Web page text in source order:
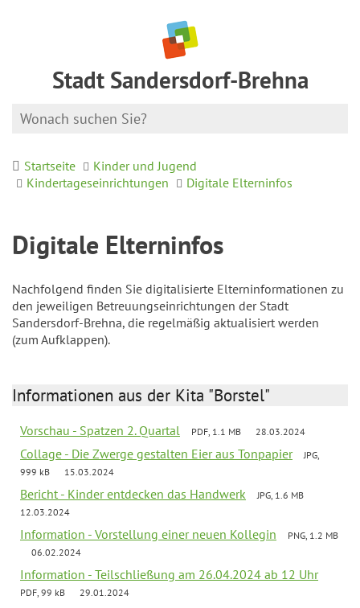
Stadt Sandersdorf-Brehna
Startseite
Kinder und Jugend
Kindertageseinrichtungen
Digitale Elterninfos
Digitale Elterninfos
Nachfolgend finden Sie digitalisierte Elterninformationen zu
den jeweiligen Betreuungseinrichtungen der Stadt
Sandersdorf-Brehna, die regelmäßig aktualisiert werden
(zum Aufklappen).
Informationen aus der Kita "Borstel"
Vorschau - Spatzen 2. Quartal PDF, 1.1 MB 28.03.2024
Collage - Die Zwerge gestalten Eier aus Tonpapier
JPG,
999 kB
15.03.2024
Bericht - Kinder entdecken das Handwerk
JPG, 1.6 MB
12.03.2024
Information - Vorstellung einer neuen Kollegin
PNG, 1.2 MB
06.02.2024
Information - Teilschließung am 26.04.2024 ab 12 Uhr
PDF, 99 kB 29.01.2024